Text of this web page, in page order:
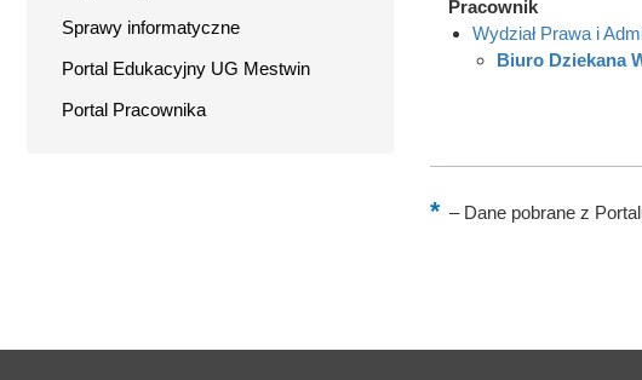
Sprawy informatyczne
Portal Edukacyjny UG Mestwin
Portal Pracownika
Pracownik
Wydział Prawa i
Biuro Dziekana
–Dane pobrane z